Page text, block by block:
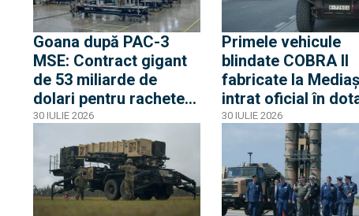
Goana după PAC-3
MSE: Contract gigant
de 53 miliarde de
dolari pentru rachete
Patriot PAC-3 MSE,
singurele capabile să
intercepteze rachete
balistice și hipersonice
30 IULIE 2026
Primele vehicule
blindate COBRA II
fabricate la
intrat oficial în
Armatei României
30 IULIE 2026